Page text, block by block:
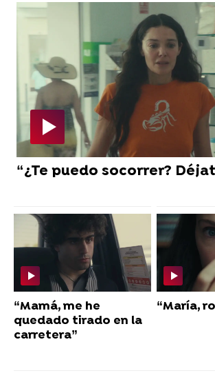
“¿Te puedo socorrer?
“Mamá, me he
quedado tirado en la
carretera”
“María,